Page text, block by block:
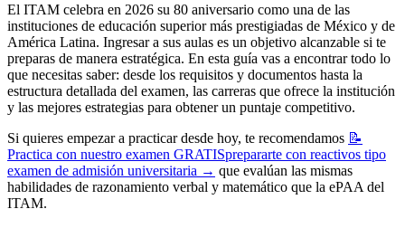
El ITAM celebra en 2026 su 80 aniversario como una de las
instituciones de educación superior más prestigiadas de México y de
América Latina. Ingresar a sus aulas es un objetivo alcanzable si te
preparas de manera estratégica. En esta guía vas a encontrar todo lo
que necesitas saber: desde los requisitos y documentos hasta la
estructura detallada del examen, las carreras que ofrece la institución
y las mejores estrategias para obtener un puntaje competitivo.
Si quieres empezar a practicar desde hoy, te recomendamos 📝
Practica con nuestro examen GRATISprepararte con reactivos tipo
examen de admisión universitaria → que evalúan las mismas
habilidades de razonamiento verbal y matemático que la ePAA del
ITAM.